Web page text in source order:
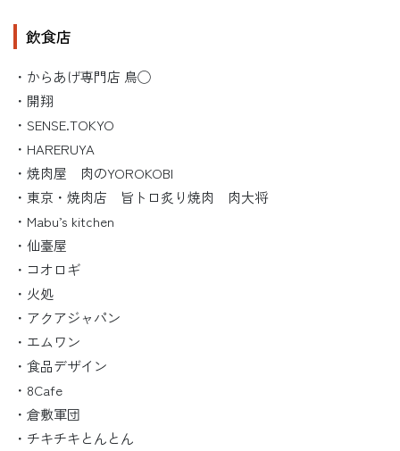
飲食店
・からあげ専門店 鳥◯
・開翔
・SENSE.TOKYO
・HARERUYA
・焼肉屋 肉のYOROKOBI
・東京・焼肉店 旨トロ炙り焼肉 肉大将
・Mabu’s kitchen
・仙臺屋
・コオロギ
・火処
・アクアジャパン
・エムワン
・食品デザイン
・8Cafe
・倉敷軍団
・チキチキとんとん